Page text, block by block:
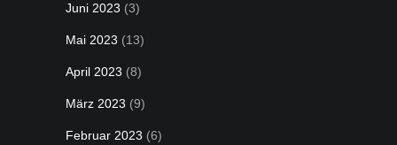
Juni 2023 (3)
Mai 2023 (13)
April 2023 (8)
März 2023 (9)
Februar 2023 (6)